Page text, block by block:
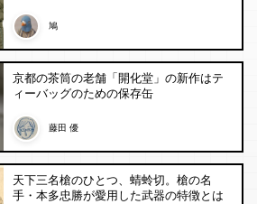
鳩
京都の茶筒の老舗「開化堂」の新作はテ
ィーバッグのための保存缶
藤田 優
天下三名槍のひとつ、蜻蛉切。槍の名
手・本多忠勝が愛用した武器の特徴とは